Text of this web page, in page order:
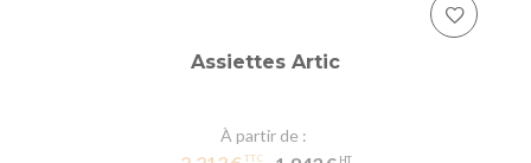
Assiettes Artic
À partir de